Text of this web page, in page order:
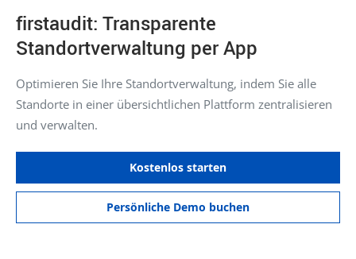
firstaudit: Transparente
Standortverwaltung per App
Optimieren Sie Ihre Standortverwaltung, indem Sie alle
Standorte in einer übersichtlichen Plattform zentralisieren
und verwalten.
Kostenlos starten
Persönliche Demo buchen